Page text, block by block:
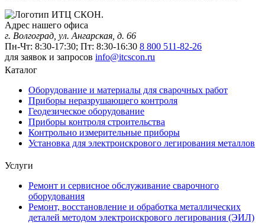
Адрес нашего офиса
г. Волгоград, ул. Ангарская, д. 66
Пн-Чт: 8:30-17:30; Пт: 8:30-16:30 8 800 511-82-26
для заявок и запросов info@itcscon.ru
Каталог
Оборудование и материалы для сварочных работ
Приборы неразрушающего контроля
Геодезическое оборудование
Приборы контроля строительства
Контрольно измерительные приборы
Установка для электроискрового легирования металлов
Услуги
Ремонт и сервисное обслуживание сварочного
оборудования
Ремонт, восстановление и обработка металлических
деталей методом электроискрового легирования (ЭИЛ)